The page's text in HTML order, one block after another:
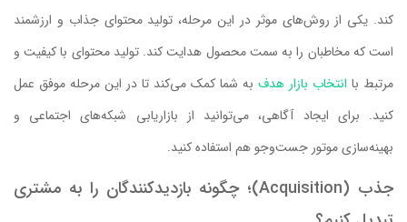
کند. یکی از روش‌های موثر در این مرحله، تولید محتوای جذاب و ارزشمند
است که مخاطبان را به سمت محصول هدایت کند. تولید محتوای با کیفیت و
مرتبط با انتخاب بازار هدف به شما کمک می‌کند تا در این مرحله موفق عمل
کنید. برای ایجاد آگاهی، می‌توانید از بازاریابی شبکه‌های اجتماعی و
بهینه‌سازی موتور جست‌وجو هم استفاده کنید.
جذب (Acquisition)؛ چگونه بازدیدکنندگان را به مشتری